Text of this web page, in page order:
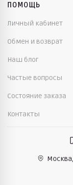
ПОМОЩЬ
Личный кабинет
Обмен и возврат
Наш блог
Частые вопросы
Состояние заказа
Контакты